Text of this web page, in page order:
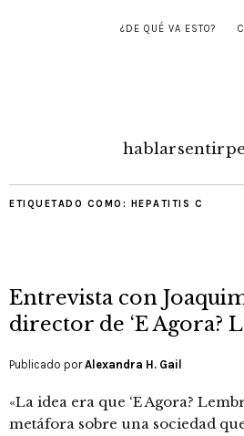
¿DE QUÉ VA ESTO?
hablarsentir
ETIQUETADO COMO: HEPATITIS C
Entrevista con
director de ‘E Agora?
Publicado porAlexandra H. Gail
«La idea era que ‘E Agora?
metáfora sobre una sociedad